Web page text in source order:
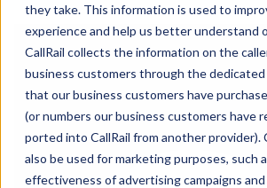
they take. This information is used to
experience and help us better understand
CallRail collects the information on the
business customers through the dedicated
that our business customers have
(or numbers our business customers have
ported into CallRail from another provider).
also be used for marketing purposes, such
effectiveness of advertising campaigns